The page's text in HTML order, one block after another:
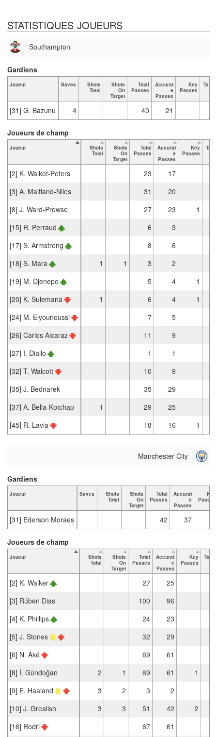
STATISTIQUES JOUEURS
Southampton
Joueur Saves
Shots
Total
Shots
On
Target
Total
Passes
Accurat
e
Passes
Key
Passes
[31] G. Bazunu 4 40 21
Gardiens
Joueur
Shots
Total
Shots
On
Target
Total
Passes
Accurat
e
Passes
Key
Passes
[2] K. Walker-Peters 23
17
[3] A. Maitland-Niles
31
20
[8] J. Ward-Prowse
27 23
1
[15] R. Perraud
6
3
[17] S. Armstrong
8
6
[18] S. Mara
1 1 3
2
[19] M. Djenepo
5 4
1
[20] K. Sulemana
1 6 4
1
[24] M. Elyounoussi
7
5
[26] Carlos Alcaraz
11
9
[27] I. Diallo
1
1
[32] T. Walcott
10
9
[35] J. Bednarek
35
29
[37] A. Bella-Kotchap
1 29
25
[45] R. Lavia
18 16 1
Joueurs de champ
Manchester City
Joueur Saves
Shots
Total
Shots
On
Target
Total
Passes
Accurat
e
Passes
Key
Passes
[31] Ederson Moraes 42 37
Gardiens
Joueur
Shots
Total
Shots
On
Target
Total
Passes
Accurat
e
Passes
Key
Passes
[2] K. Walker 27
25
[3] Rúben Dias
100
96
[4] K. Phillips
24
23
[5] J. Stones
32
29
[6] N. Aké
69
61
[8] İ. Gündoğan
2 1 69 61
1
[9] E. Haaland
3 2 3
2
[10] J. Grealish
3 3 51 42
2
[16] Rodri
67 61
Joueurs de champ